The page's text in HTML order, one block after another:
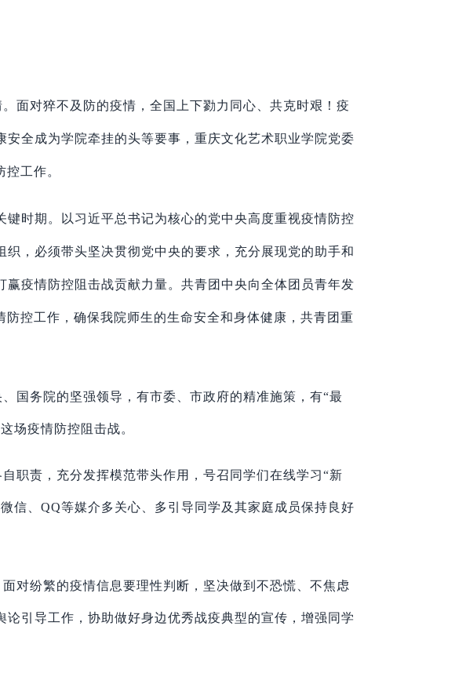
面对猝不及防的疫情， 全国上下勠力同心、共克时艰！疫
安全成为学 院牵挂的头等要事， 重庆文化艺术职业学院党委
工作。
时期。 以习近平总书记为核心的党中央高度重视疫情防控
，必须带头坚决贯彻党中央的要求，充分展现党的助手和
疫情防控阻击战贡献力量。共青团中央向全体团员青年发
防控工作，确保我院师生的生命安全和身体健康， 共青团重
国务院的坚强领导，有市委、市政府的精准施策，有“最
场疫情防控阻击战。
职责，充分发挥模范带头作用，号召同学们在线学习“新
信、QQ等媒介多关心、多引导同学及其家庭成员保持良好
对纷繁的疫情信息要理性判断，坚决做到不恐慌、不焦虑
引导工作，协助做好身边优秀战疫典型的宣传，增强同学